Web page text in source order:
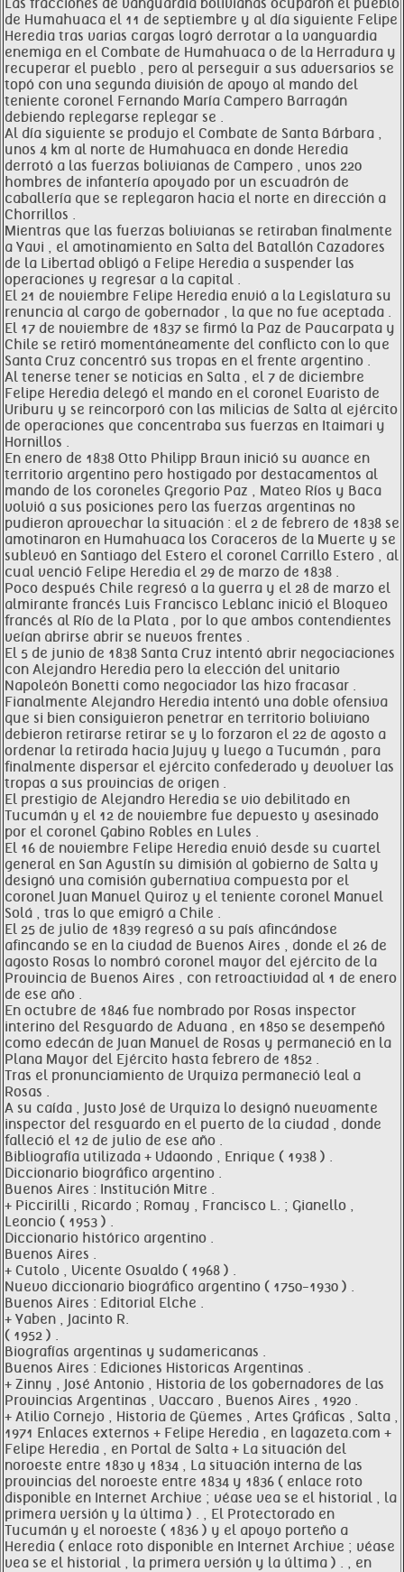
Las fracciones de vanguardia bolivianas ocuparon el pueblo
de Humahuaca el 11 de septiembre y al día siguiente Felipe
Heredia tras varias cargas logró derrotar a la vanguardia
enemiga en el Combate de Humahuaca o de la Herradura y
recuperar el pueblo , pero al perseguir a sus adversarios se
topó con una segunda división de apoyo al mando del
teniente coronel Fernando María Campero Barragán
debiendo replegarse replegar se .
Al día siguiente se produjo el Combate de Santa Bárbara ,
unos 4 km al norte de Humahuaca en donde Heredia
derrotó a las fuerzas bolivianas de Campero , unos 220
hombres de infantería apoyado por un escuadrón de
caballería que se replegaron hacia el norte en dirección a
Chorrillos .
Mientras que las fuerzas bolivianas se retiraban finalmente
a Yavi , el amotinamiento en Salta del Batallón Cazadores
de la Libertad obligó a Felipe Heredia a suspender las
operaciones y regresar a la capital .
El 21 de noviembre Felipe Heredia envió a la Legislatura su
renuncia al cargo de gobernador , la que no fue aceptada .
El 17 de noviembre de 1837 se firmó la Paz de Paucarpata y
Chile se retiró momentáneamente del conflicto con lo que
Santa Cruz concentró sus tropas en el frente argentino .
Al tenerse tener se noticias en Salta , el 7 de diciembre
Felipe Heredia delegó el mando en el coronel Evaristo de
Uriburu y se reincorporó con las milicias de Salta al ejército
de operaciones que concentraba sus fuerzas en Itaimari y
Hornillos .
En enero de 1838 Otto Philipp Braun inició su avance en
territorio argentino pero hostigado por destacamentos al
mando de los coroneles Gregorio Paz , Mateo Ríos y Baca
volvió a sus posiciones pero las fuerzas argentinas no
pudieron aprovechar la situación : el 2 de febrero de 1838 se
amotinaron en Humahuaca los Coraceros de la Muerte y se
sublevó en Santiago del Estero el coronel Carrillo Estero , al
cual venció Felipe Heredia el 29 de marzo de 1838 .
Poco después Chile regresó a la guerra y el 28 de marzo el
almirante francés Luis Francisco Leblanc inició el Bloqueo
francés al Río de la Plata , por lo que ambos contendientes
veían abrirse abrir se nuevos frentes .
El 5 de junio de 1838 Santa Cruz intentó abrir negociaciones
con Alejandro Heredia pero la elección del unitario
Napoleón Bonetti como negociador las hizo fracasar .
Fianalmente Alejandro Heredia intentó una doble ofensiva
que si bien consiguieron penetrar en territorio boliviano
debieron retirarse retirar se y lo forzaron el 22 de agosto a
ordenar la retirada hacia Jujuy y luego a Tucumán , para
finalmente dispersar el ejército confederado y devolver las
tropas a sus provincias de origen .
El prestigio de Alejandro Heredia se vio debilitado en
Tucumán y el 12 de noviembre fue depuesto y asesinado
por el coronel Gabino Robles en Lules .
El 16 de noviembre Felipe Heredia envió desde su cuartel
general en San Agustín su dimisión al gobierno de Salta y
designó una comisión gubernativa compuesta por el
coronel Juan Manuel Quiroz y el teniente coronel Manuel
Solá , tras lo que emigró a Chile .
El 25 de julio de 1839 regresó a su país afincándose
afincando se en la ciudad de Buenos Aires , donde el 26 de
agosto Rosas lo nombró coronel mayor del ejército de la
Provincia de Buenos Aires , con retroactividad al 1 de enero
de ese año .
En octubre de 1846 fue nombrado por Rosas inspector
interino del Resguardo de Aduana , en 1850 se desempeñó
como edecán de Juan Manuel de Rosas y permaneció en la
Plana Mayor del Ejército hasta febrero de 1852 .
Tras el pronunciamiento de Urquiza permaneció leal a
Rosas .
A su caída , Justo José de Urquiza lo designó nuevamente
inspector del resguardo en el puerto de la ciudad , donde
falleció el 12 de julio de ese año .
Bibliografía utilizada + Udaondo , Enrique ( 1938 ) .
Diccionario biográfico argentino .
Buenos Aires : Institución Mitre .
+ Piccirilli , Ricardo ; Romay , Francisco L. ; Gianello ,
Leoncio ( 1953 ) .
Diccionario histórico argentino .
Buenos Aires .
+ Cutolo , Vicente Osvaldo ( 1968 ) .
Nuevo diccionario biográfico argentino ( 1750-1930 ) .
Buenos Aires : Editorial Elche .
+ Yaben , Jacinto R.
( 1952 ) .
Biografías argentinas y sudamericanas .
Buenos Aires : Ediciones Historicas Argentinas .
+ Zinny , José Antonio , Historia de los gobernadores de las
Provincias Argentinas , Vaccaro , Buenos Aires , 1920 .
+ Atilio Cornejo , Historia de Güemes , Artes Gráficas , Salta ,
1971 Enlaces externos + Felipe Heredia , en lagazeta.com +
Felipe Heredia , en Portal de Salta + La situación del
noroeste entre 1830 y 1834 , La situación interna de las
provincias del noroeste entre 1834 y 1836 ( enlace roto
disponible en Internet Archive ; véase vea se el historial , la
primera versión y la última ) . , El Protectorado en
Tucumán y el noroeste ( 1836 ) y el apoyo porteño a
Heredia ( enlace roto disponible en Internet Archive ; véase
vea se el historial , la primera versión y la última ) . , en